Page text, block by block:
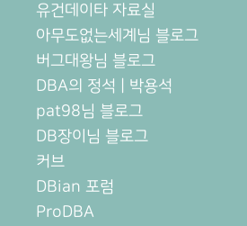
유건데이타 자료실
아무도없는세계님 블로그
버그대왕님 블로그
DBA의 정석 | 박용석
pat98님 블로그
DB장이님 블로그
커브
DBian 포럼
ProDBA